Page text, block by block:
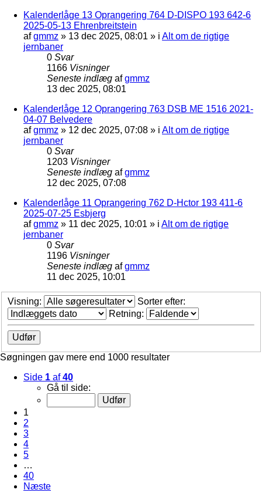
Kalenderlåge 13 Oprangering 764 D-DISPO 193 642-6
2025-05-13 Ehrenbreitstein
afgmmz » 13 dec 2025, 08:01 » i Alt om de rigtige
jernbaner
0 Svar
1166 Visninger
Seneste indlæg afgmmz
13 dec 2025, 08:01
Kalenderlåge 12 Oprangering 763 DSB ME 1516 2021-
04-07 Belvedere
afgmmz » 12 dec 2025, 07:08 » i Alt om de rigtige
jernbaner
0 Svar
1203 Visninger
Seneste indlæg afgmmz
12 dec 2025, 07:08
Kalenderlåge 11 Oprangering 762 D-Hctor 193 411-6
2025-07-25 Esbjerg
afgmmz » 11 dec 2025, 10:01 » i Alt om de rigtige
jernbaner
0 Svar
1196 Visninger
Seneste indlæg afgmmz
11 dec 2025, 10:01
Visning:
Sorter efter:
Retning:
Søgningen gav mere end 1000 resultater
Side 1 af40
Gå til side:
1
2
3
4
5
…
40
Næste